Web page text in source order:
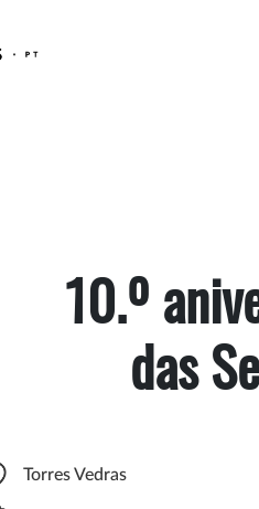
10.º
das
Torres Vedras